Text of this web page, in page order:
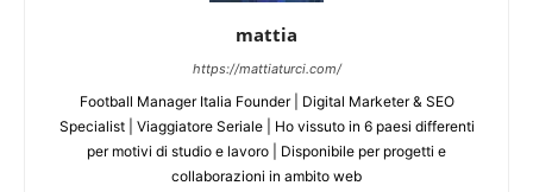
mattia
https://mattiaturci.com/
Football Manager Italia Founder | Digital Marketer & SEO
Specialist | Viaggiatore Seriale | Ho vissuto in 6 paesi differenti
per motivi di studio e lavoro | Disponibile per progetti e
collaborazioni in ambito web